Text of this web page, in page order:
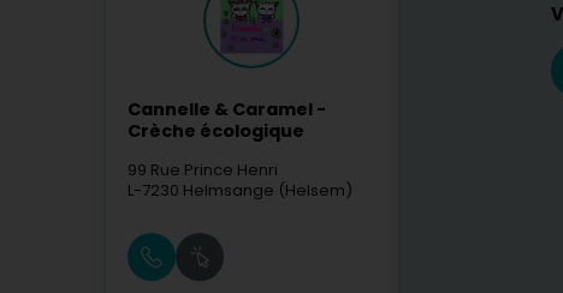
Editus.lu vous accompagne dans cette étape importante
à trouver la crèche qui non seulement répond aux
correspond aussi parfaitement aux besoins spécifiques
Cannelle & Caramel -
Crèche écologique
99 Rue Prince Henri
L-7230 Helmsange (Helsem)